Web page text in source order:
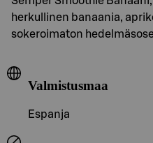
herkullinen banaania,
sokeroimaton
Valmistusmaa
Espanja